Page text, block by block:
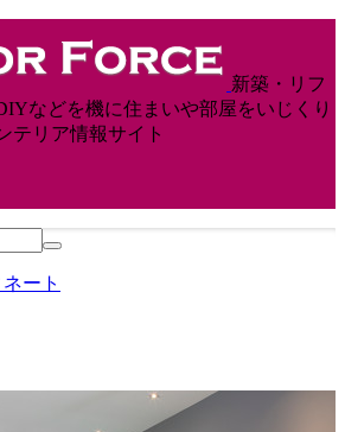
新築・リフ
などを機に住まいや部屋をいじくり
テリア情報サイト
ート